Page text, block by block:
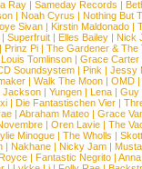
Ray| Sameday Records |
| Noah Cyrus | Nothing But
Sivan | Kirstin Maldonado |
Superfruit| Elles Bailey| Nick
Prinz Pi| The Gardener & The
Louis Tomlinson | Grace Carter
Soundsystem | Pink | Jessy
| Walk The Moon | OMD |
Jackson| Yungen| Lena| Guy
| Die Fantastischen Vier|
| Abraham Mateo | Grace
| Oren Lavie| The
Minogue | The Wholls | Skott
| Nakhane| Nicky Jam|
| Fantastic Negrito |